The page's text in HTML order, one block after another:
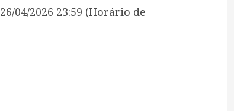
26/04/2026 23:59 (Horário de